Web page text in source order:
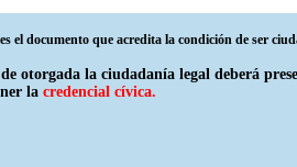
el documento que acredita la condición de ser
otorgada la ciudadanía legal deberá
la credencial cívica.